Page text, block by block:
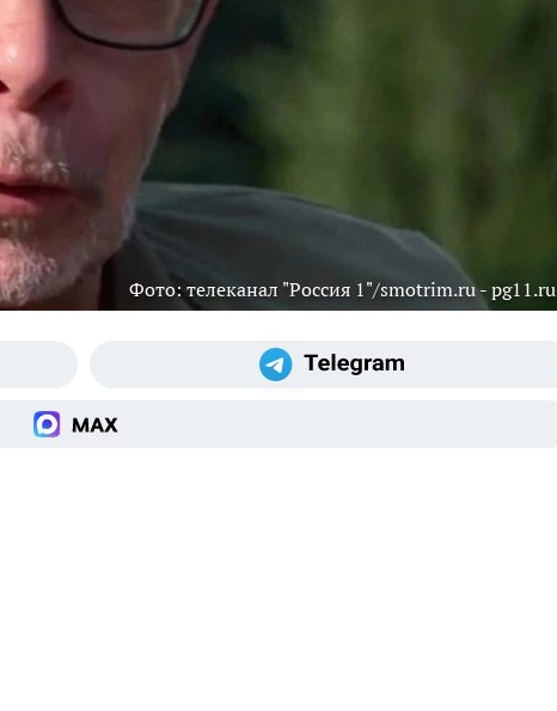
Фото: телеканал "Россия 1"/smotrim.ru - pg11.ru